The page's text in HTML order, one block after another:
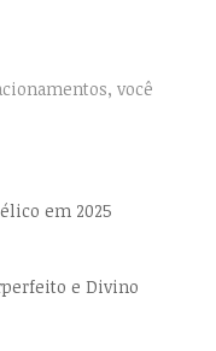
você
em 2025
e Divino